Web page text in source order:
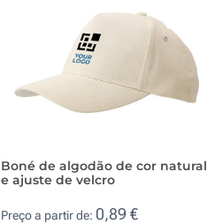
Boné de algodão de cor natural
e ajuste de velcro
Preço a partir de: 0,89 €